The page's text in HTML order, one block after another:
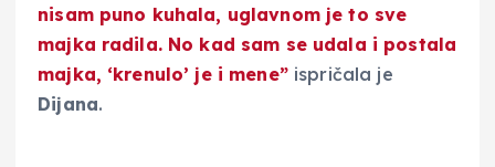
nisam puno kuhala, uglavnom je to sve
majka radila. No kad sam se udala i postala
majka, ‘krenulo’ je i mene”ispričala je
Dijana.